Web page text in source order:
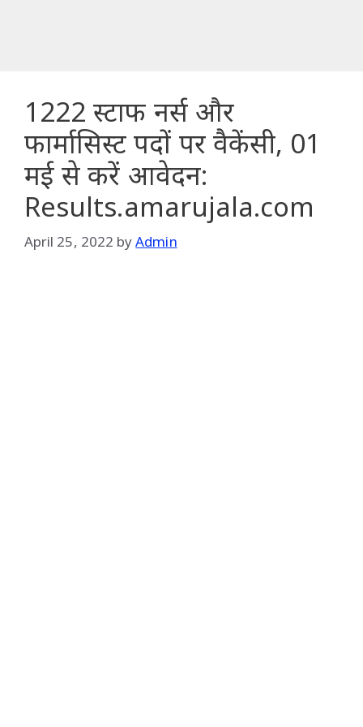
1222 स्टाफ नर्स और
फार्मासिस्ट पदों पर वैकेंसी, 01
मई से करें आवेदन:
Results.amarujala.com
April 25, 2022 byAdmin